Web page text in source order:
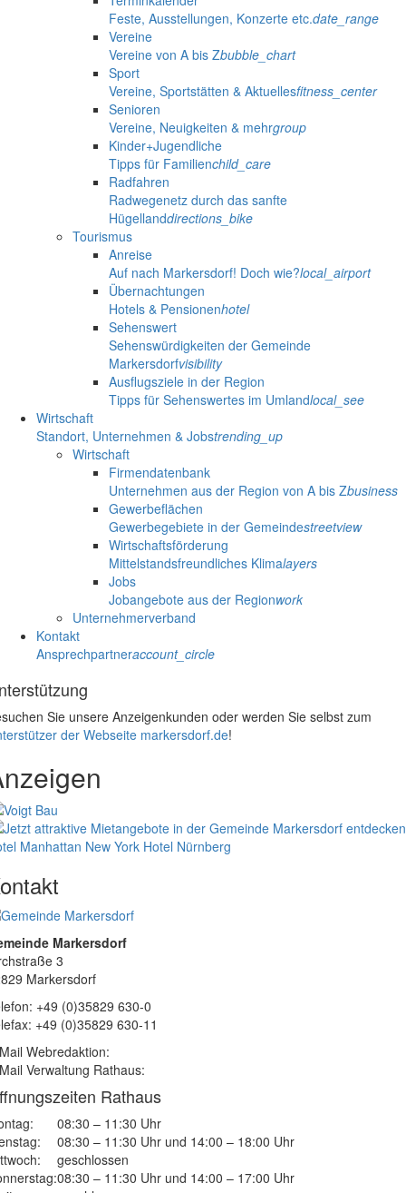
Feste, Ausstellungen, Konzerte etc.date_range
Vereine
Vereine von A bis Zbubble_chart
Sport
Vereine, Sportstätten & Aktuellesfitness_center
Senioren
Vereine, Neuigkeiten & mehrgroup
Kinder+Jugendliche
Tipps für Familienchild_care
Radfahren
Radwegenetz durch das sanfte
Hügellanddirections_bike
Tourismus
Anreise
Auf nach Markersdorf! Doch wie?local_airport
Übernachtungen
Hotels & Pensionenhotel
Sehenswert
Sehenswürdigkeiten der Gemeinde
Markersdorfvisibility
Ausflugsziele in der Region
Tipps für Sehenswertes im Umlandlocal_see
Wirtschaft
Standort, Unternehmen & Jobstrending_up
Wirtschaft
Firmendatenbank
Unternehmen aus der Region von A bis Zbusiness
Gewerbeflächen
Gewerbegebiete in der Gemeindestreetview
Wirtschaftsförderung
Mittelstandsfreundliches Klimalayers
Jobs
Jobangebote aus der Regionwork
Unternehmerverband
Kontakt
Ansprechpartneraccount_circle
Sie unsere Anzeigenkunden oder werden Sie selbst zum
der Webseite markersdorf.de!
Manhattan New York Hotel Nürnberg
Markersdorf
3
Markersdorf
+49 (0)35829 630-0
+49 (0)35829 630-11
Webredaktion:
Verwaltung Rathaus:
Rathaus
08:30 – 11:30 Uhr
08:30 – 11:30 Uhr und 14:00 – 18:00 Uhr
geschlossen
08:30 – 11:30 Uhr und 14:00 – 17:00 Uhr